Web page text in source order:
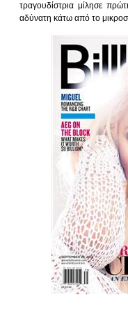
τραγουδίστρια μίλησε
αδύνατη κάτω από το